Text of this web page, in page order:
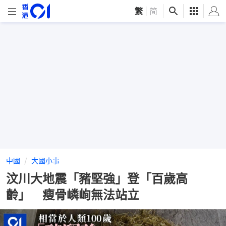
繁 简
中國 大國小事
汶川大地震「豬堅強」登「百歲高
齡」 瘦骨嶙峋無法站立